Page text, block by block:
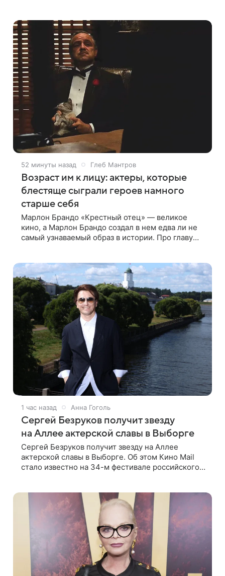
52 минуты назад Глеб Мантров
Возраст им к лицу: актеры, которые
блестяще сыграли героев намного
старше себя
Марлон Брандо «Крестный отец» — великое
кино, а Марлон Брандо создал в нем едва ли не
самый узнаваемый образ в истории. Про главу
1 час назад Анна Гоголь
Сергей Безруков получит звезду
на Аллее актерской славы в Выборге
Сергей Безруков получит звезду на Аллее
актерской славы в Выборге. Об этом Кино Mail
стало известно на 34-м фестивале российского